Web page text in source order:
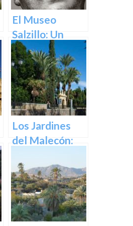
El Museo
Salzillo: Un
Tesoro de la
Escultura
Barroca en
España en
Murcia
Los Jardines
del Malecón:
Ciudad.